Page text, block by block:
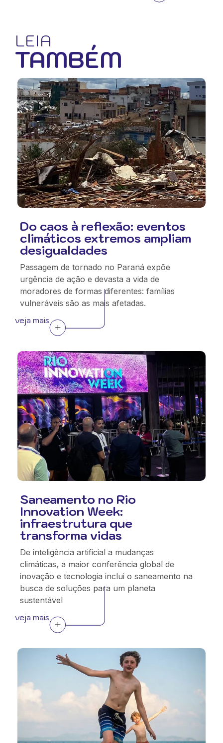
LEIA
TAMBÉM
Do caos à reflexão: eventos
climáticos extremos ampliam
desigualdades
Passagem de tornado no Paraná expõe
urgência de ação e devasta a vida de
moradores de formas diferentes: famílias
vulneráveis são as mais afetadas.
veja mais
Saneamento no Rio
Innovation Week:
infraestrutura que
transforma vidas
De inteligência artificial a mudanças
climáticas, a maior conferência global de
inovação e tecnologia inclui o saneamento na
busca de soluções para um planeta
sustentável
veja mais